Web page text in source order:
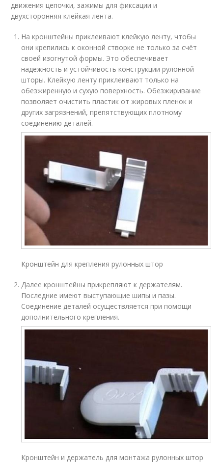
движения цепочки, зажимы для фиксации и
двухсторонняя клейкая лента.
На кронштейны приклеивают клейкую ленту, чтобы
они крепились к оконной створке не только за счёт
своей изогнутой формы. Это обеспечивает
надежность и устойчивость конструкции рулонной
шторы. Клейкую ленту приклеивают только на
обезжиренную и сухую поверхность. Обезжиривание
позволяет очистить пластик от жировых пленок и
других загрязнений, препятствующих плотному
соединению деталей.
Кронштейн для крепления рулонных штор
Далее кронштейны прикрепляют к держателям.
Последние имеют выступающие шипы и пазы.
Соединение деталей осуществляется при помощи
дополнительного крепления.
Кронштейн и держатель для монтажа рулонных штор